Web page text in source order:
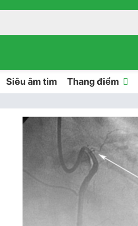
Siêu âm tim Thang điểm